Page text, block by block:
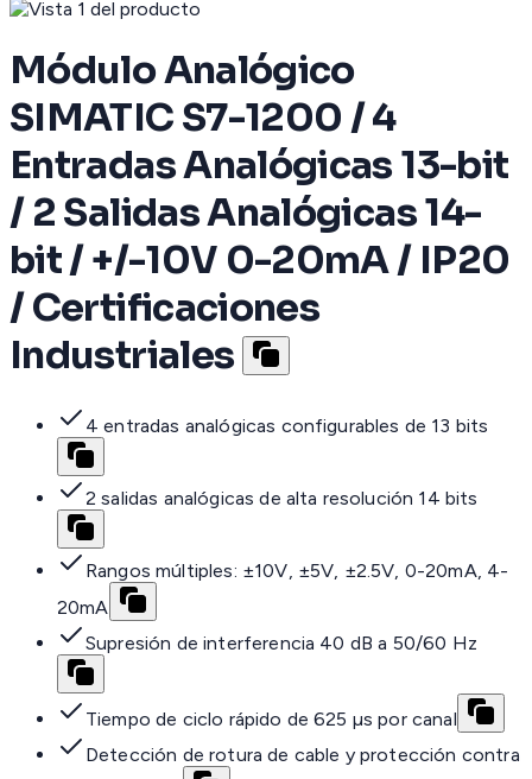
Módulo Analógico
SIMATIC S7-1200 / 4
Entradas Analógicas 13-bit
/ 2 Salidas Analógicas 14-
bit / +/-10V 0-20mA / IP20
/ Certificaciones
Industriales
4 entradas analógicas configurables de 13 bits
2 salidas analógicas de alta resolución 14 bits
Rangos múltiples: ±10V, ±5V, ±2.5V, 0-20mA, 4-
20mA
Supresión de interferencia 40 dB a 50/60 Hz
Tiempo de ciclo rápido de 625 µs por canal
Detección de rotura de cable y protección contra